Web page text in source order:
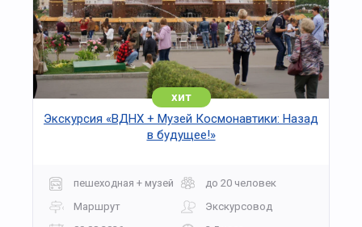
хит
Экскурсия «ВДНХ + Музей Космонавтики: Назад
в будущее!»
пешеходная + музей
до 20 человек
Маршрут
Экскурсовод